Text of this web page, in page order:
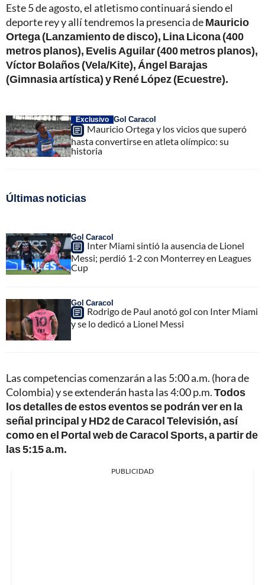
Este 5 de agosto, el atletismo continuará siendo el
deporte rey y allí tendremos la presencia deMauricio
Ortega (Lanzamiento de disco), Lina Licona (400
metros planos), Evelis Aguilar (400 metros planos),
Víctor Bolaños (Vela/Kite), Ángel Barajas
(Gimnasia artística) y René López (Ecuestre).
Exclusivo Gol Caracol
Mauricio Ortega y los vicios que superó
hasta convertirse en atleta olímpico: su
historia
Últimas noticias
Gol Caracol
Inter Miami sintió la ausencia de Lionel
Messi; perdió 1-2 con Monterrey en Leagues
Cup
Gol Caracol
Rodrigo de Paul anotó gol con Inter Miami
y se lo dedicó a Lionel Messi
Las competencias comenzarán a las 5:00 a.m. (hora de
Colombia) y se extenderán hasta las 4:00 p.m.Todos
los detalles de estos eventos se podrán ver en la
señal principal y HD2 de Caracol Televisión, así
como en el Portal web de Caracol Sports, a partir de
las 5:15 a.m.
PUBLICIDAD